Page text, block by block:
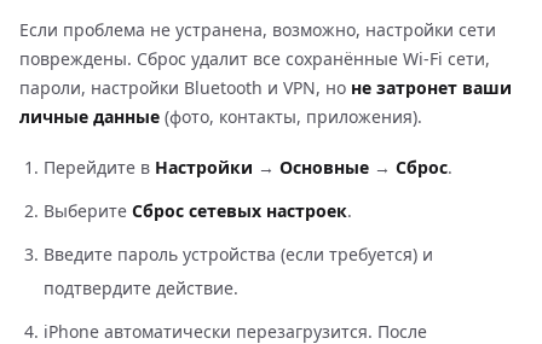
Если проблема не устранена, возможно, настройки сети
повреждены. Сброс удалит все сохранённые Wi-Fi сети,
пароли, настройки Bluetooth и VPN, но не затронет ваши
личные данные (фото, контакты, приложения).
Перейдите в Настройки → Основные → Сброс.
Выберите Сброс сетевых настроек.
Введите пароль устройства (если требуется) и
подтвердите действие.
iPhone автоматически перезагрузится. После